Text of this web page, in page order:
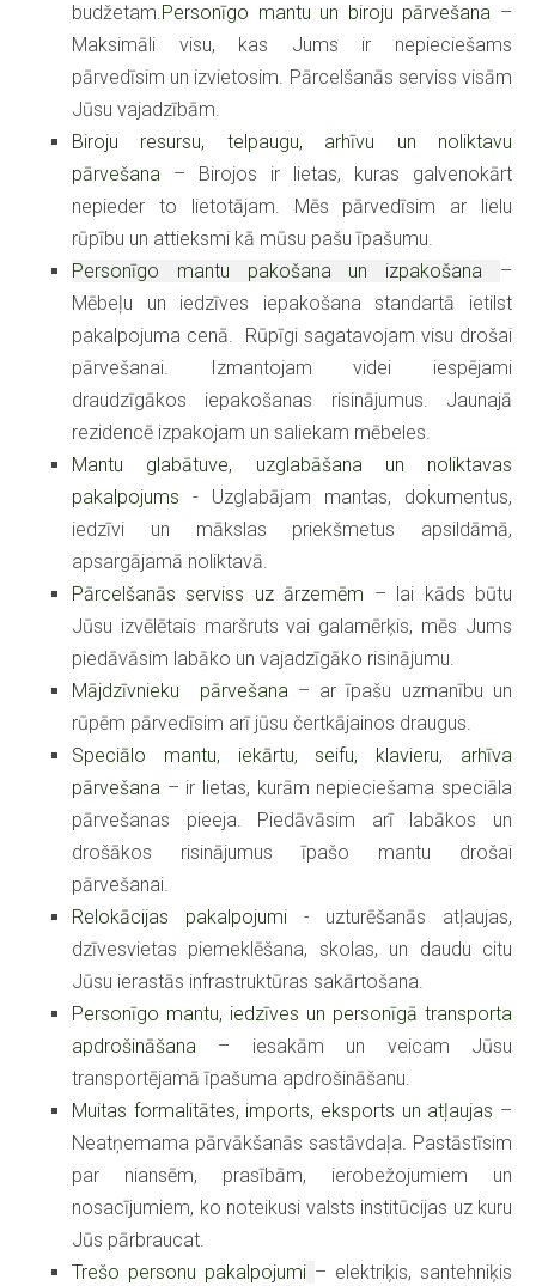
budžetam.Personīgo mantu un biroju pārvešana –
Maksimāli visu, kas Jums ir nepieciešams
pārvedīsim un izvietosim. Pārcelšanās serviss visām
Jūsu vajadzībām.
Biroju resursu, telpaugu, arhīvu un noliktavu
pārvešana – Birojos ir lietas, kuras galvenokārt
nepieder to lietotājam. Mēs pārvedīsim ar lielu
rūpību un attieksmi kā mūsu pašu īpašumu.
Personīgo mantu pakošana un izpakošana
–
Mēbeļu un iedzīves iepakošana standartā ietilst
pakalpojuma cenā. Rūpīgi sagatavojam visu drošai
pārvešanai. Izmantojam videi iespējami
draudzīgākos iepakošanas risinājumus. Jaunajā
rezidencē izpakojam un saliekam mēbeles.
Mantu glabātuve, uzglabāšana un noliktavas
pakalpojums ­- Uzglabājam mantas, dokumentus,
iedzīvi un mākslas priekšmetus apsildāmā,
apsargājamā noliktavā.
Pārcelšanās serviss uz ārzemēm – lai kāds būtu
Jūsu izvēlētais maršruts vai galamērķis, mēs Jums
piedāvāsim labāko un vajadzīgāko risinājumu.
Mājdzīvnieku pārvešana– ar īpašu uzmanību un
rūpēm pārvedīsim arī jūsu čertkājainos draugus.
Speciālo mantu, iekārtu, seifu, klavieru, arhīva
pārvešana – ir lietas, kurām nepieciešama speciāla
pārvešanas pieeja. Piedāvāsim arī labākos un
drošākos risinājumus īpašo mantu drošai
pārvešanai.
Relokācijas pakalpojumi- uzturēšanās atļaujas,
dzīvesvietas piemeklēšana, skolas, un daudu citu
Jūsu ierastās infrastruktūras sakārtošana.
Personīgo mantu, iedzīves un personīgā transporta
apdrošināšana – iesakām un veicam Jūsu
transportējamā īpašuma apdrošināšanu.
Muitas formalitātes, imports, eksports un atļaujas –
Neatņemama pārvākšanās sastāvdaļa. Pastāstīsim
par niansēm, prasībām, ierobežojumiem un
nosacījumiem, ko noteikusi valsts institūcijas uz kuru
Jūs pārbraucat.
Trešo personu pakalpojumi – elektriķis, santehniķis